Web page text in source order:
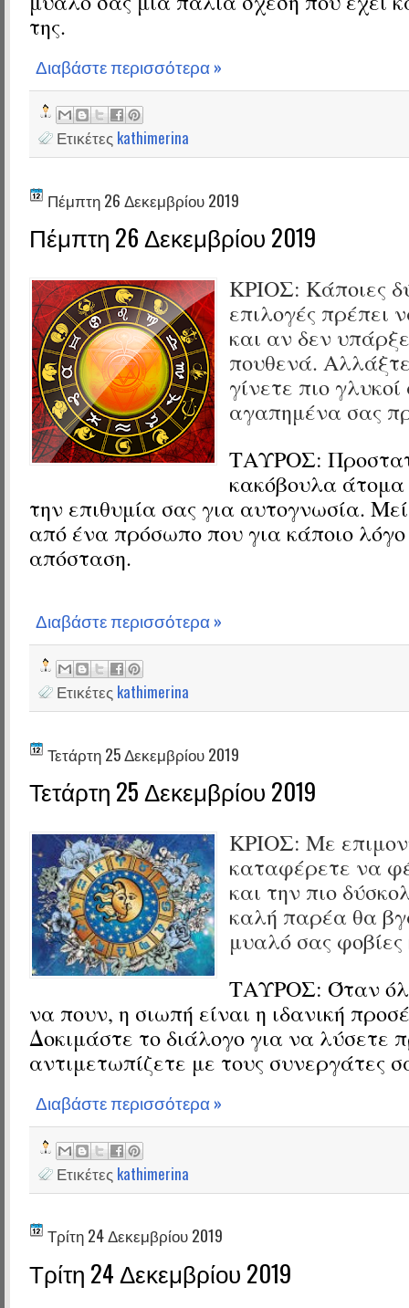
της.
Διαβάστε περισσότερα »
Ετικέτες kathimerina
Πέμπτη 26 Δεκεμβρίου 2019
Πέμπτη 26 Δεκεμβρίου 2019
ΚΡΙΟΣ: Κάποιες
επιλογές πρέπει
και αν δεν
πουθενά.
γίνετε πιο
αγαπημένα σας
ΤΑΥΡΟΣ:
κακόβουλα άτομα
την επιθυμία σας για αυτογνωσία.
από ένα πρόσωπο που για κάποιο λόγο
απόσταση.
Διαβάστε περισσότερα »
Ετικέτες kathimerina
Τετάρτη 25 Δεκεμβρίου 2019
Τετάρτη 25 Δεκεμβρίου 2019
ΚΡΙΟΣ: Με
καταφέρετε να
και την πιο
καλή παρέα θα
μυαλό σας
ΤΑΥΡΟΣ: Όταν
να πουν, η σιωπή είναι η ιδανική
Δοκιμάστε το διάλογο για να λύσετε
αντιμετωπίζετε με τους συνεργάτες
Διαβάστε περισσότερα »
Ετικέτες kathimerina
Τρίτη 24 Δεκεμβρίου 2019
Τρίτη 24 Δεκεμβρίου 2019